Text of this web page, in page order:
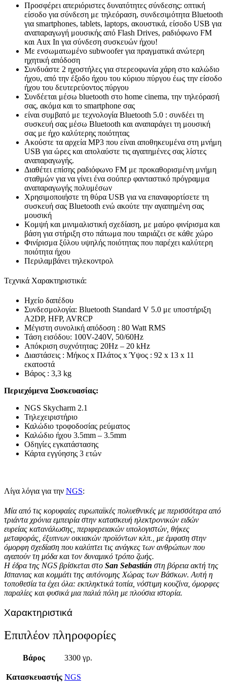
Προσφέρει απεριόριστες δυνατότητες σύνδεσης: οπτική
είσοδο για σύνδεση με τηλεόραση, συνδεσιμότητα Bluetooth
για smartphones, tablets, laptops, ακουστικά, είσοδο USB για
αναπαραγωγή μουσικής από Flash Drives, ραδιόφωνο FM
και Aux In για σύνδεση συσκευών ήχου!
Με ενσωματωμένο subwoofer για πραγματικά ανώτερη
ηχητική απόδοση
Συνδυάστε 2 ηχοστήλες για στερεοφωνία χάρη στο καλώδιο
ήχου, από την έξοδο ήχου του κύριου πύργου έως την είσοδο
ήχου του δευτερεύοντος πύργου
Συνδέεται μέσω bluetooth στο home cinema, την τηλεόρασή
σας, ακόμα και το smartphone σας
είναι συμβατό με τεχνολογία Bluetooth 5.0 : συνδέει τη
συσκευή σας μέσω Bluetooth και αναπαράγει τη μουσική
σας με ήχο καλύτερης ποιότητας
Ακούστε τα αρχεία MP3 που είναι αποθηκευμένα στη μνήμη
USB για ώρες και απολαύστε τις αγαπημένες σας λίστες
αναπαραγωγής.
Διαθέτει επίσης ραδιόφωνο FM με προκαθορισμένη μνήμη
σταθμών για να γίνει ένα σούπερ φανταστικό πρόγραμμα
αναπαραγωγής πολυμέσων
Χρησιμοποιήστε τη θύρα USB για να επαναφορτίσετε τη
συσκευή σας Bluetooth ενώ ακούτε την αγαπημένη σας
μουσική
Κομψή και μινιμαλιστική σχεδίαση, με μαύρο φινίρισμα και
βάση για στήριξη στο πάτωμα που ταιριάζει σε κάθε χώρο
Φινίρισμα ξύλου υψηλής ποιότητας που παρέχει καλύτερη
ποιότητα ήχου
Περιλαμβάνει τηλεκοντρολ
Τεχνικά Χαρακτηριστικά:
Ηχείο δαπέδου
Συνδεσμολογία: Bluetooth Standard V 5.0 με υποστήριξη
A2DP, HFP, AVRCP
Μέγιστη συνολική απόδοση : 80 Watt RMS
Τάση εισόδου: 100V-240V, 50/60Hz
Απόκριση συχνότητας: 20Hz – 20 kHz
Διαστάσεις : Μήκος x Πλάτος x Ύψος : 92 x 13 x 11
εκατοστά
Βάρος : 3,3 kg
Περιεχόμενα Συσκευασίας:
NGS Skycharm 2.1
Τηλεχειριστήριο
Καλώδιο τροφοδοσίας ρεύματος
Καλώδιο ήχου 3.5mm – 3.5mm
Οδηγίες εγκατάστασης
Κάρτα εγγύησης 3 ετών
Λίγα λόγια για την NGS:
Μία από τις κορυφαίες ευρωπαϊκές πολυεθνικές με περισσότερα από
τριάντα χρόνια εμπειρία στην κατασκευή ηλεκτρονικών ειδών
ευρείας κατανάλωσης, περιφερειακών υπολογιστών, θήκες
μεταφοράς, έξυπνων οικιακών προϊόντων κλπ., με έμφαση στην
όμορφη σχεδίαση που καλύπτει τις ανάγκες των ανθρώπων που
αγαπούν τη μόδα και τον δυναμικό τρόπο ζωής.
Η έδρα της NGS βρίσκεται στο San Sebastián στη βόρεια ακτή της
Ισπανιας και κομμάτι της αυτόνομης Χώρας των Βάσκων. Αυτή η
τοποθεσία τα έχει όλα: εκπληκτικά τοπία, νόστιμη κουζίνα, όμορφες
παραλίες και φυσικά μια παλιά πόλη με πλούσια ιστορία.
Χαρακτηριστικά
Επιπλέον πληροφορίες
Βάρος 3300 γρ.
Κατασκευαστής NGS